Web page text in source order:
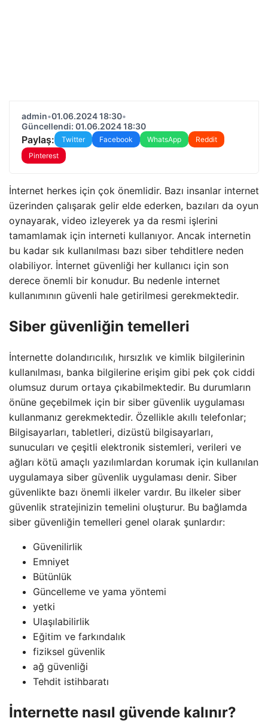
admin•01.06.2024 18:30•
Güncellendi: 01.06.2024 18:30
Paylaş: Twitter Facebook WhatsApp
Reddit
Pinterest
İnternet herkes için çok önemlidir. Bazı insanlar internet
üzerinden çalışarak gelir elde ederken, bazıları da oyun
oynayarak, video izleyerek ya da resmi işlerini
tamamlamak için interneti kullanıyor. Ancak internetin
bu kadar sık ​​kullanılması bazı siber tehditlere neden
olabiliyor. İnternet güvenliği her kullanıcı için son
derece önemli bir konudur. Bu nedenle internet
kullanımının güvenli hale getirilmesi gerekmektedir.
Siber güvenliğin temelleri
İnternette dolandırıcılık, hırsızlık ve kimlik bilgilerinin
kullanılması, banka bilgilerine erişim gibi pek çok ciddi
olumsuz durum ortaya çıkabilmektedir. Bu durumların
önüne geçebilmek için bir siber güvenlik uygulaması
kullanmanız gerekmektedir. Özellikle akıllı telefonlar;
Bilgisayarları, tabletleri, dizüstü bilgisayarları,
sunucuları ve çeşitli elektronik sistemleri, verileri ve
ağları kötü amaçlı yazılımlardan korumak için kullanılan
uygulamaya siber güvenlik uygulaması denir. Siber
güvenlikte bazı önemli ilkeler vardır. Bu ilkeler siber
güvenlik stratejinizin temelini oluşturur. Bu bağlamda
siber güvenliğin temelleri genel olarak şunlardır:
Güvenilirlik
Emniyet
Bütünlük
Güncelleme ve yama yöntemi
yetki
Ulaşılabilirlik
Eğitim ve farkındalık
fiziksel güvenlik
ağ güvenliği
Tehdit istihbaratı
İnternette nasıl güvende kalınır?